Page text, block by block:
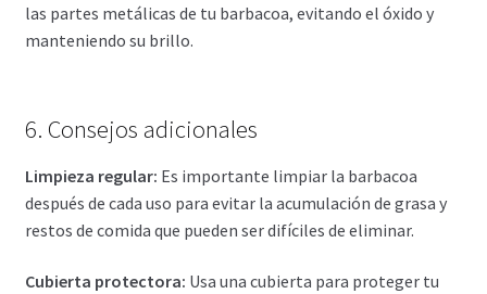
las partes metálicas de tu barbacoa, evitando el óxido y
manteniendo su brillo.
6. Consejos adicionales
Limpieza regular: Es importante limpiar la barbacoa
después de cada uso para evitar la acumulación de grasa y
restos de comida que pueden ser difíciles de eliminar.
Cubierta protectora: Usa una cubierta para proteger tu